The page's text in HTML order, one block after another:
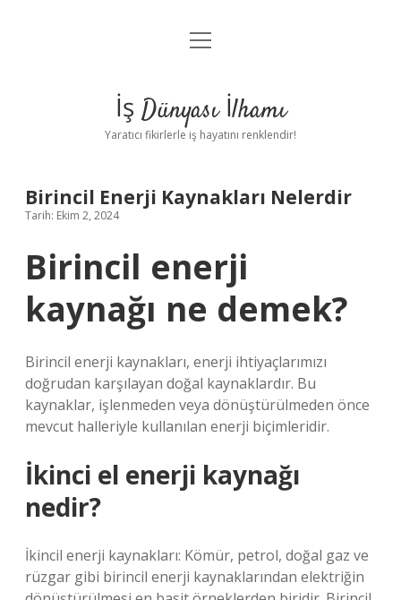
Anasayfa
Yasal Uyarı
menüyü
İş Dünyası İlhamı
Yaratıcı fikirlerle iş hayatını renklendir!
Birincil Enerji Kaynakları Nelerdir
Tarih: Ekim 2, 2024
Birincil enerji
kaynağı ne demek?
Birincil enerji kaynakları, enerji ihtiyaçlarımızı
doğrudan karşılayan doğal kaynaklardır. Bu
kaynaklar, işlenmeden veya dönüştürülmeden önce
mevcut halleriyle kullanılan enerji biçimleridir.
İkinci el enerji kaynağı
nedir?
İkincil enerji kaynakları: Kömür, petrol, doğal gaz ve
rüzgar gibi birincil enerji kaynaklarından elektriğin